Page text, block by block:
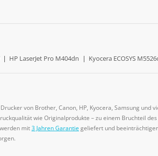
| HP LaserJet Pro M404dn | Kyocera ECOSYS
von Brother, Canon, HP, Kyocera, Samsung und
wie Originalprodukte – zu einem Bruchteil des
mit3 Jahren Garantiegeliefert und